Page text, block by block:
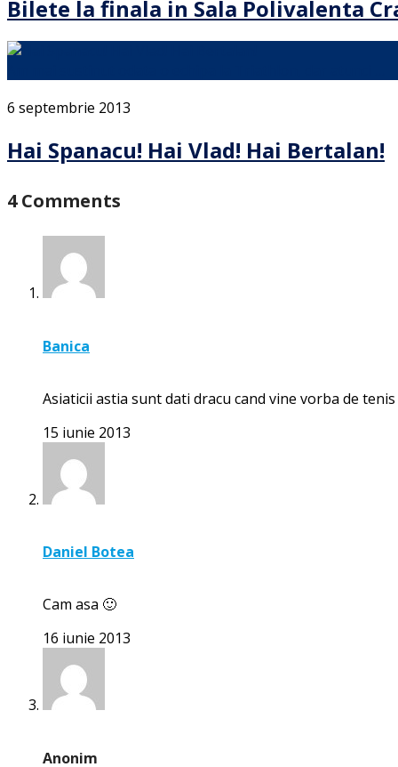
Bilete la finala in Sala Polivalenta
6 septembrie 2013
Hai Spanacu! Hai Vlad! Hai Bertalan!
4 Comments
Banica
Asiaticii astia sunt dati dracu cand vine vorba de tenis
15 iunie 2013
Daniel Botea
Cam asa 🙂
16 iunie 2013
Anonim